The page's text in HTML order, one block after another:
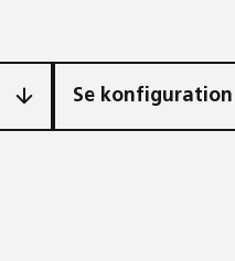
Se konfiguration